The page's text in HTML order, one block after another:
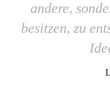
andere,
besitzen, zu